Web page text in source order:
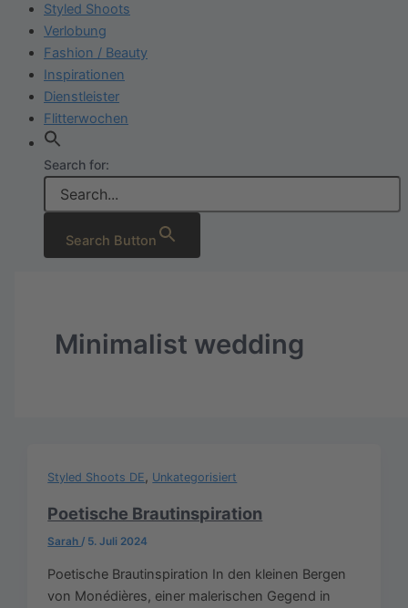
Styled Shoots
Verlobung
Fashion / Beauty
Inspirationen
Dienstleister
Flitterwochen
Search for:
Search Button
Minimalist wedding
Styled Shoots DE, Unkategorisiert
Poetische Brautinspiration
Sarah/ 5. Juli 2024
Poetische Brautinspiration In den kleinen Bergen
von Monédières, einer malerischen Gegend in